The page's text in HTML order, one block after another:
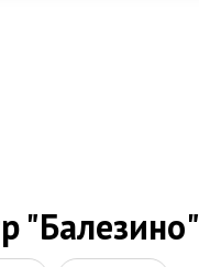
"Балезино"